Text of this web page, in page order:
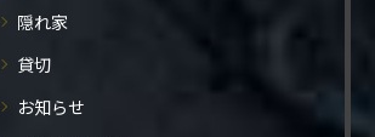
隠れ家
貸切
お知らせ